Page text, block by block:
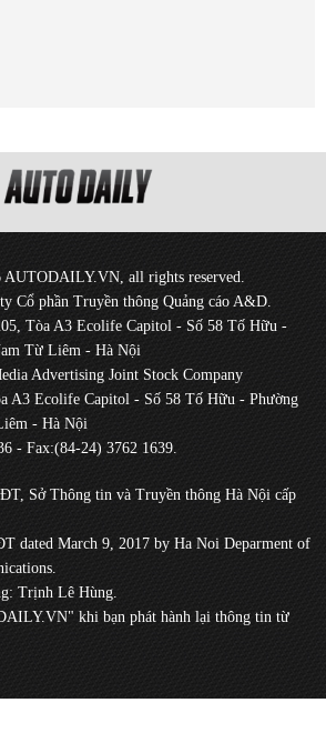
all rights reserved.
Cổ phần Truyền thông Quảng cáo A&D.
Tòa A3 Ecolife Capitol - Số 58 Tố Hữu -
Từ Liêm - Hà Nội
Advertising Joint Stock Company
A3 Ecolife Capitol - Số 58 Tố Hữu - Phường
- Hà Nội
- Fax:(84-24) 3762 1639.
Sở Thông tin và Truyền thông Hà Nội cấp
dated March 9, 2017 by Ha Noi Deparment of
Trịnh Lê Hùng.
khi bạn phát hành lại thông tin từ